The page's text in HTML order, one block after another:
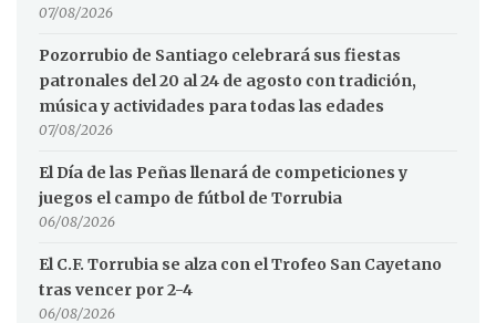
07/08/2026
Pozorrubio de Santiago celebrará sus fiestas
patronales del 20 al 24 de agosto con tradición,
música y actividades para todas las edades
07/08/2026
El Día de las Peñas llenará de competiciones y
juegos el campo de fútbol de Torrubia
06/08/2026
El C.F. Torrubia se alza con el Trofeo San Cayetano
tras vencer por 2-4
06/08/2026